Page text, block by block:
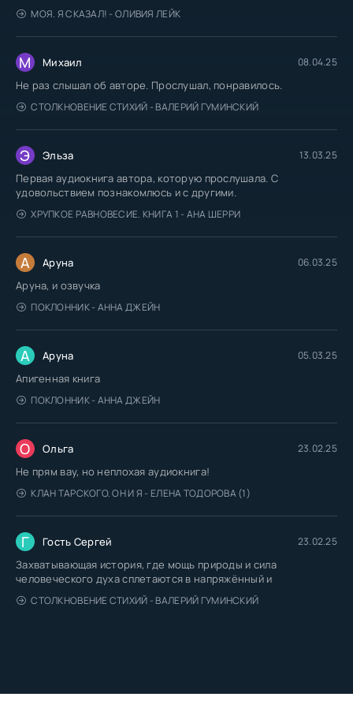
МОЯ. Я СКАЗАЛ! - ОЛИВИЯ ЛЕЙК
М Михаил 08.04.25
Не раз слышал об авторе. Прослушал, понравилось.
СТОЛКНОВЕНИЕ СТИХИЙ - ВАЛЕРИЙ ГУМИНСКИЙ
Э Эльза 13.03.25
Первая аудиокнига автора, которую прослушала. С
удовольствием познакомлюсь и с другими.
ХРУПКОЕ РАВНОВЕСИЕ. КНИГА 1 - АНА ШЕРРИ
А Аруна 06.03.25
Аруна, и озвучка
ПОКЛОННИК - АННА ДЖЕЙН
А Аруна 05.03.25
Апигенная книга
ПОКЛОННИК - АННА ДЖЕЙН
О Ольга 23.02.25
Не прям вау, но неплохая аудиокнига!
КЛАН ТАРСКОГО. ОН И Я - ЕЛЕНА ТОДОРОВА (1)
Г Гость Сергей 23.02.25
Захватывающая история, где мощь природы и сила
человеческого духа сплетаются в напряжённый и
СТОЛКНОВЕНИЕ СТИХИЙ - ВАЛЕРИЙ ГУМИНСКИЙ